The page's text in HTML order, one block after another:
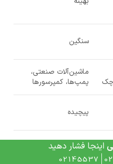
سنگین
ماشین‌آلات صنعتی،
پمپ‌ها، کمپرسورها
پیچیده
زیاد
اینجا فشار دهید
02145537